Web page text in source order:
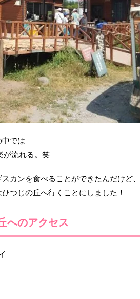
では
が流れる。笑
カンを食べることができたんだけど、
つじの丘へ行くことにしました！
へのアクセス